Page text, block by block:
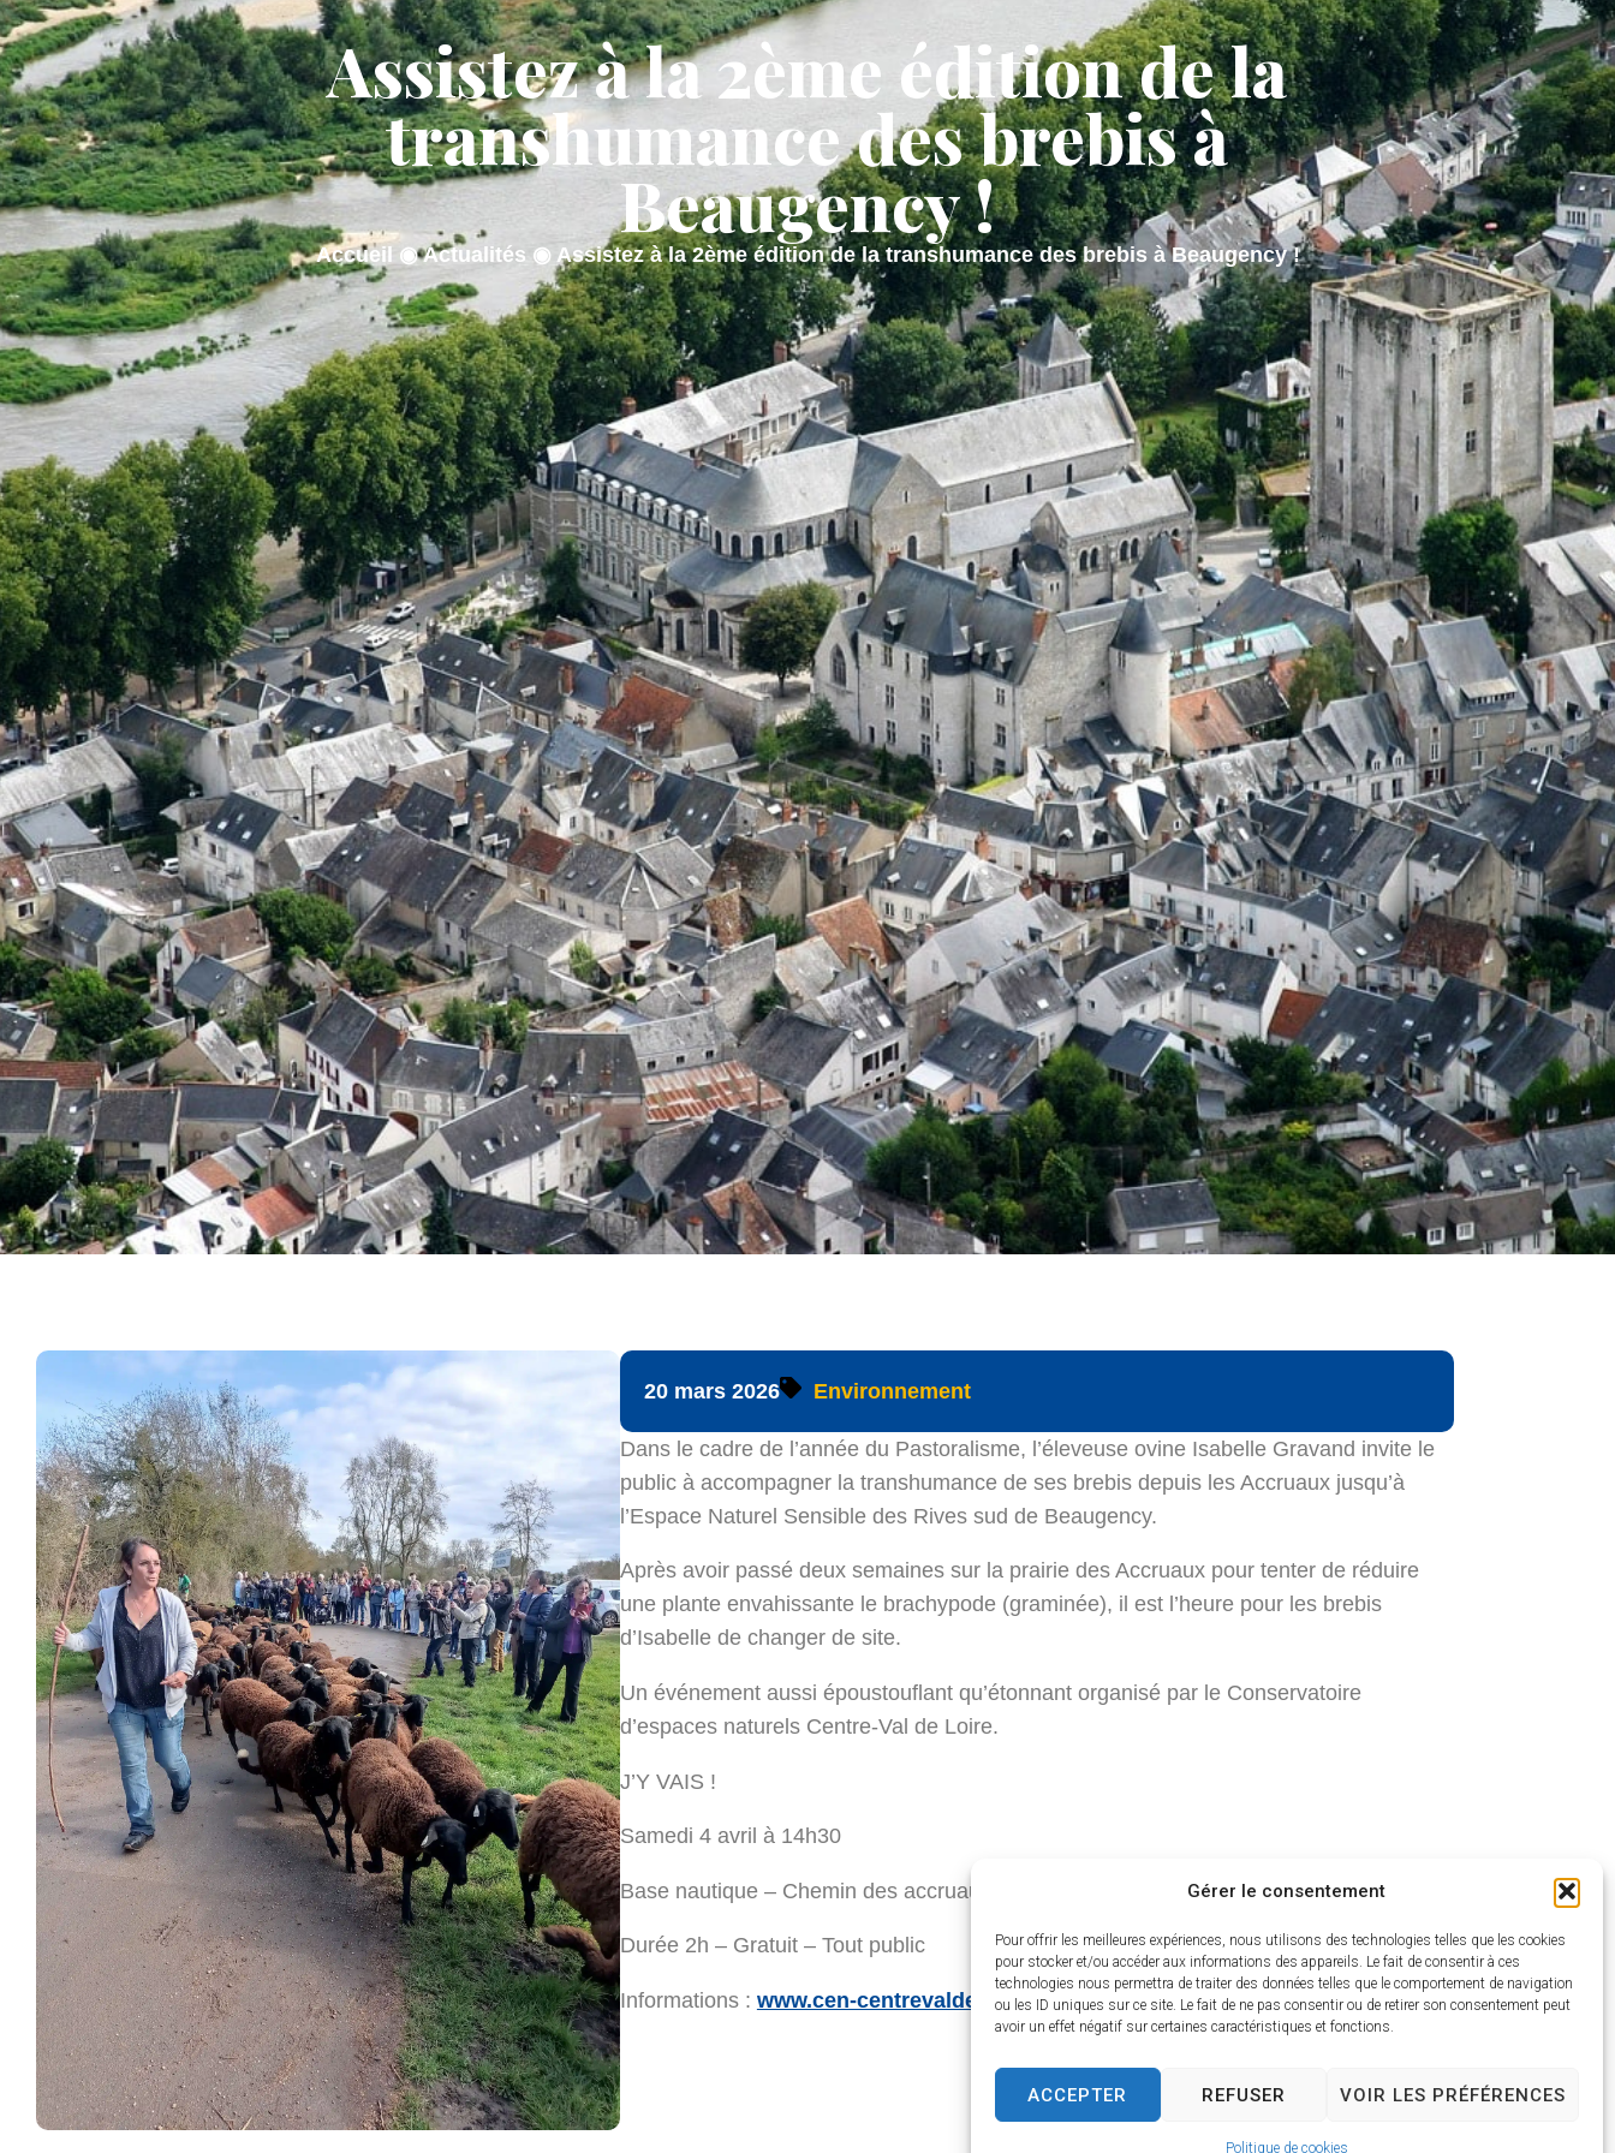
Gérer le consentement
Pour offrir les meilleures expériences, nous utilisons des technologies telles que les cookies
pour stocker et/ou accéder aux informations des appareils. Le fait de consentir à ces
technologies nous permettra de traiter des données telles que le comportement de navigation
ou les ID uniques sur ce site. Le fait de ne pas consentir ou de retirer son consentement peut
avoir un effet négatif sur certaines caractéristiques et fonctions.
ACCEPTER REFUSER VOIR LES PRÉFÉRENCES
Politique de cookies
principal
ACTUALITÉS MA MAIRIE MON QUOTIDIEN MON CADRE DE VIE M'installer
Assistez à la 2ème édition de la
transhumance des brebis à
Beaugency !
Accueil ◉Actualités ◉ Assistez à la 2ème édition de la transhumance des brebis à Beaugency !
20 mars 2026 Environnement
Dans le cadre de l’année du Pastoralisme, l’éleveuse ovine Isabelle Gravand invite le
public à accompagner la transhumance de ses brebis depuis les Accruaux jusqu’à
l’Espace Naturel Sensible des Rives sud de Beaugency.
Après avoir passé deux semaines sur la prairie des Accruaux pour tenter de réduire
une plante envahissante le brachypode (graminée), il est l’heure pour les brebis
d’Isabelle de changer de site.
Un événement aussi époustouflant qu’étonnant organisé par le Conservatoire
d’espaces naturels Centre-Val de Loire.
J’Y VAIS !
Samedi 4 avril à 14h30
Base nautique – Chemin des accruaux
Durée 2h – Gratuit – Tout public
Informations : www.cen-centrevaldeloire.org/calendrier-des-evenements/